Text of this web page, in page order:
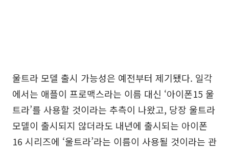
울트라 모델 출시 가능성은 예전부터 제기됐다. 일각
에서는 애플이 프로맥스라는 이름 대신 ‘아이폰15 울
트라’를 사용할 것이라는 추측이 나왔고, 당장 울트라
모델이 출시되지 않더라도 내년에 출시되는 아이폰
16 시리즈에 ‘울트라’라는 이름이 사용될 것이라는 관